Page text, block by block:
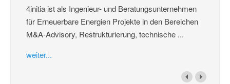
4initia ist als Ingenieur- und Beratungsunternehmen
für Erneuerbare Energien Projekte in den Bereichen
M&A-Advisory, Restrukturierung, technische ...
weiter...